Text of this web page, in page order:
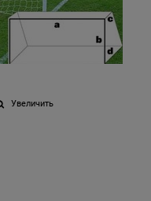
Увеличить